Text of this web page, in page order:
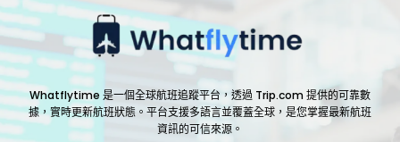
Whatflytime 是一個全球航班追蹤平台，透過 Trip.com 提供的可靠數
據，實時更新航班狀態。平台支援多語言並覆蓋全球，是您掌握最新航班
資訊的可信來源。